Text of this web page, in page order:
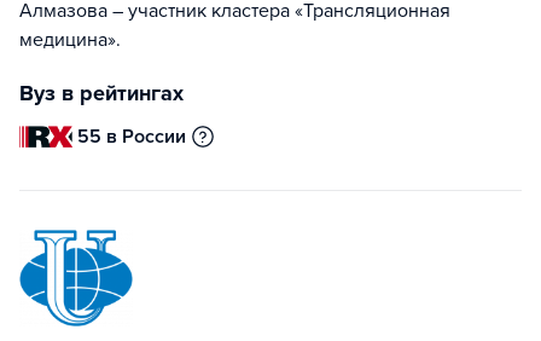
Алмазова – участник кластера «Трансляционная
медицина».
Вуз в рейтингах
55 в России